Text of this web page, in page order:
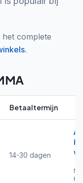
het complete
.
Betaaltermijn
14-30 dagen
→